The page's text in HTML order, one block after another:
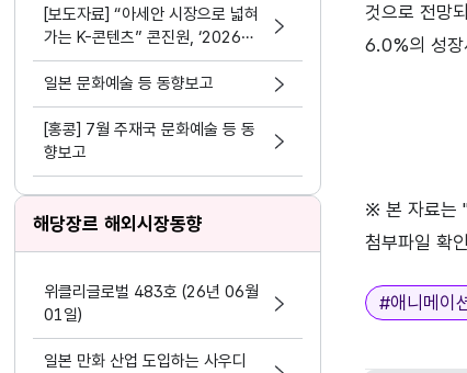
[보도자료] “아세안 시장으로 넓혀
가는 K-콘텐츠” 콘진원, ‘2026
한-아세안 K-콘텐츠 비즈위크’성공
적 마무리
일본 문화예술 등 동향보고
[홍콩] 7월 주재국 문화예술 등 동
향보고
해당장르 해외시장동향
위클리글로벌 483호 (26년 06월
01일)
일본 만화 산업 도입하는 사우디
것으로 전망
6.0%의 성장
※ 본 자료는
첨부파일 확인
태그
#애니메이